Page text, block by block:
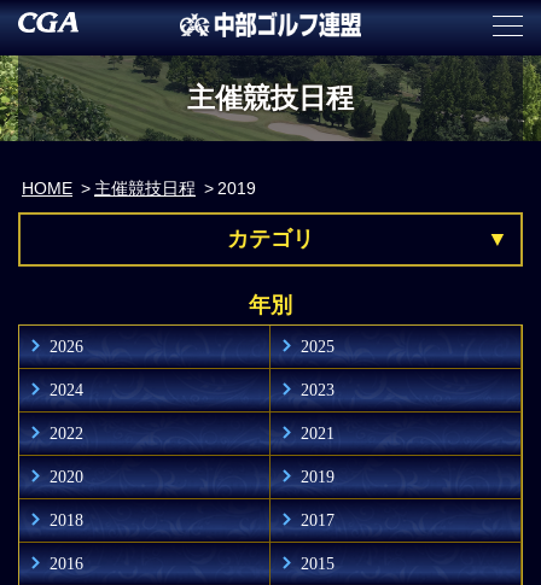
主催競技日程
HOME 主催競技日程 2019
カテゴリ
年別
2026 2025
2024 2023
2022 2021
2020 2019
2018 2017
2016 2015